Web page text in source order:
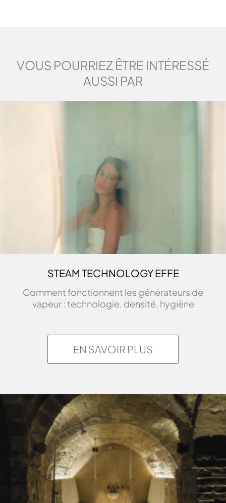
VOUS POURRIEZ ÊTRE INTÉRESSÉ
AUSSI PAR
STEAM TECHNOLOGY EFFE
Comment fonctionnent les générateurs de
vapeur : technologie, densité, hygiène
EN SAVOIR PLUS